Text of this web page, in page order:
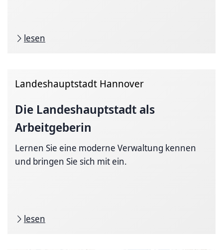
lesen
Landeshauptstadt Hannover
Die Landeshauptstadt als
Arbeitgeberin
Lernen Sie eine moderne Verwaltung kennen
und bringen Sie sich mit ein.
lesen